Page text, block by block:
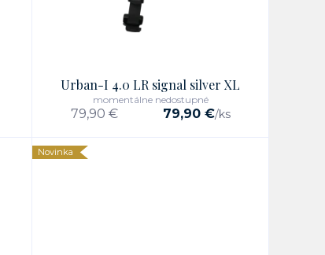
Urban-I 4.0 LR signal silver XL
79,90 € 79,90 €/ks
momentálne nedostupné
Novinka